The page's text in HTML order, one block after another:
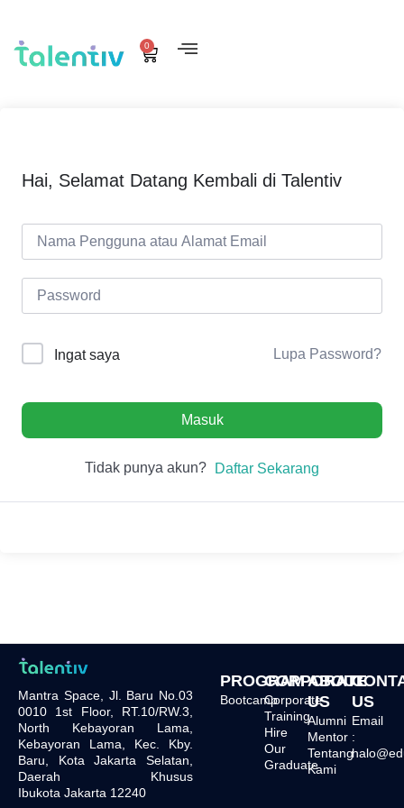
0
Hai, Selamat Datang Kembali di Talentiv
Ingat saya Lupa Password?
Masuk
Tidak punya akun? Daftar Sekarang
Mantra Space, Jl. Baru No.03
0010 1st Floor, RT.10/RW.3,
North Kebayoran Lama,
Kebayoran Lama, Kec. Kby.
Baru, Kota Jakarta Selatan,
Daerah Khusus
Ibukota Jakarta 12240
PROGRAM
Bootcamp
CORPORATE
Corporate
Training
Hire
Our
Graduate
ABOUT
US
Alumni
Mentor
Tentang
Kami
US
Email
: